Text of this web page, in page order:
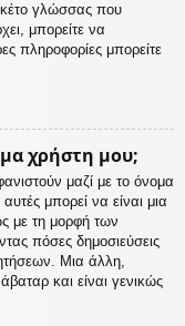
γλώσσας που
μπορείτε να
πληροφορίες μπορείτε
χρήστη μου;
μαζί με το όνομα
μπορεί να είναι μια
με τη μορφή των
πόσες δημοσιεύσεις
Μια άλλη,
και είναι γενικώς